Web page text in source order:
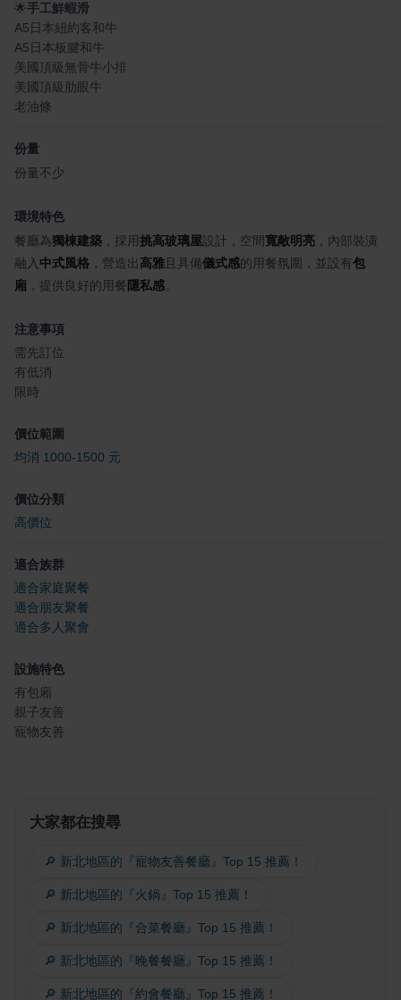
🌟手工鮮蝦滑
A5日本紐約客和牛
A5日本板腱和牛
美國頂級無骨牛小排
美國頂級肋眼牛
老油條
份量
份量不少
環境特色
餐廳為獨棟建築 ，採用挑高玻璃屋設計，空間寬敞明亮 ，內部裝潢
融入 中式風格 ，營造出高雅 且具備儀式感的用餐氛圍，並設有包
廂 ，提供良好的用餐 隱私感
注意事項
需先訂位
有低消
限時
價位範圍
均消 1000-1500 元
價位分類
高價位
適合族群
適合家庭聚餐
適合朋友聚餐
適合多人聚會
設施特色
有包廂
親子友善
寵物友善
大家都在搜尋
🔎 新北地區的『寵物友善餐廳』Top 15 推薦！
🔎 新北地區的『火鍋』Top 15 推薦！
🔎 新北地區的『合菜餐廳』Top 15 推薦！
🔎 新北地區的『晚餐餐廳』Top 15 推薦！
🔎 新北地區的『約會餐廳』Top 15 推薦！